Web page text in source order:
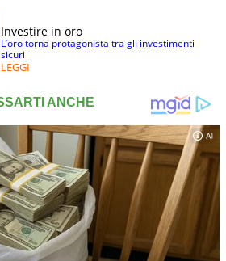
Investire in oro
L’oro torna protagonista tra gli investimenti
sicuri
LEGGI